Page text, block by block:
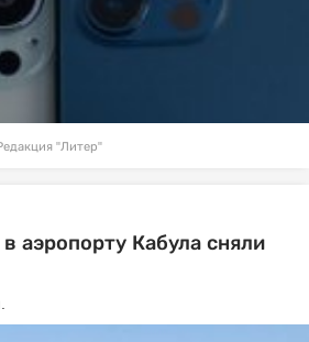
"Литер"
аэропорту Кабула сняли